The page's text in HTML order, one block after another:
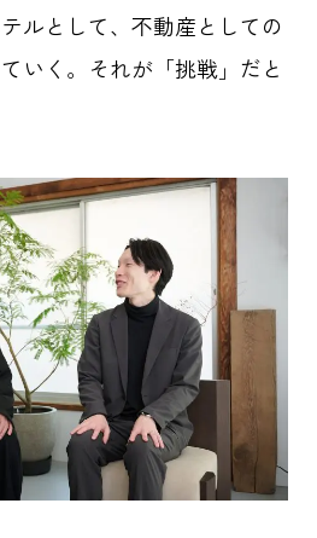
ルとして、不動産としての
いく。それが「挑戦」だと